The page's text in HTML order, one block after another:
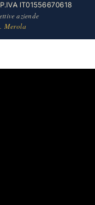
IT01556670618
aziende
Merola